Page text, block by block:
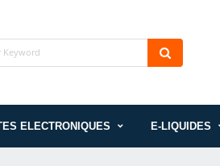
ELECTRONIQUES E-LIQUIDES